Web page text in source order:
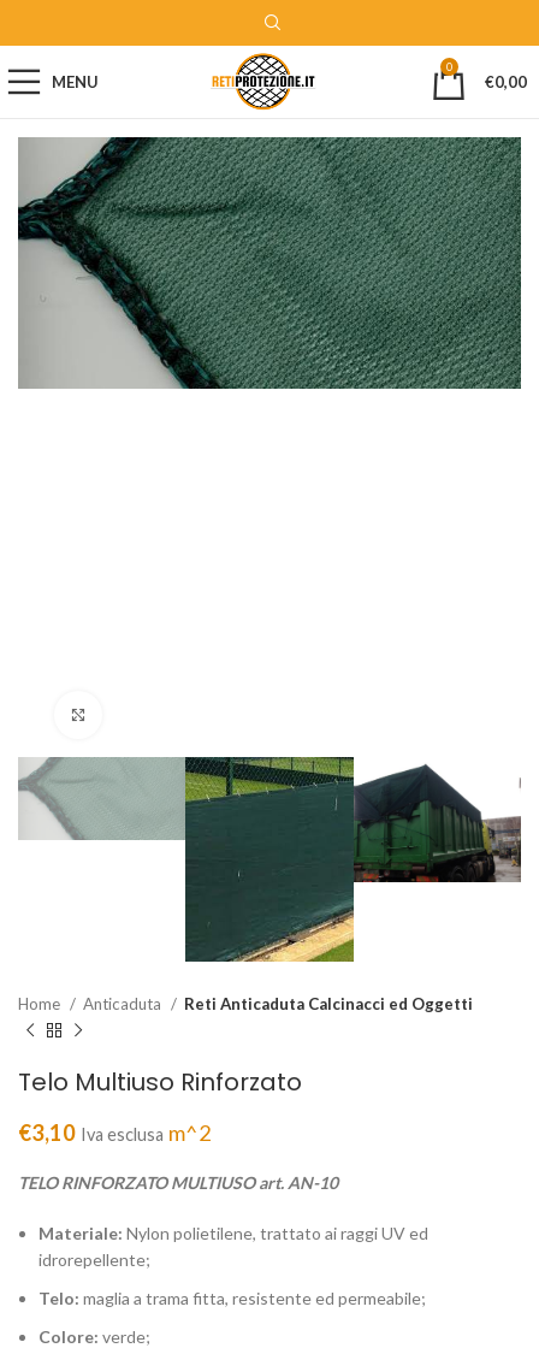
MENU
0
€0,00
Home Anticaduta Reti Anticaduta Calcinacci ed Oggetti
Telo Multiuso Rinforzato
€3,10 Iva esclusa m^2
TELO RINFORZATO MULTIUSO art. AN-10
Materiale: Nylon polietilene, trattato ai raggi UV ed
idrorepellente;
Telo: maglia a trama fitta, resistente ed permeabile;
Colore: verde;